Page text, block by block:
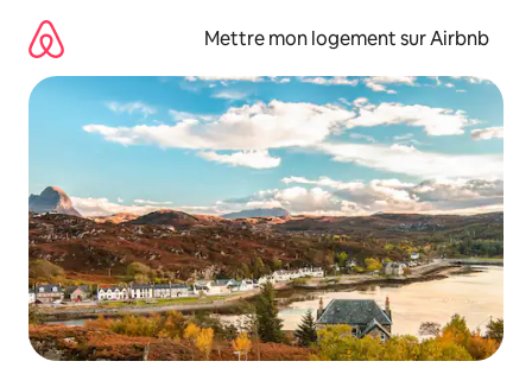
directement
contenu
Mettre mon logement sur Airbnb